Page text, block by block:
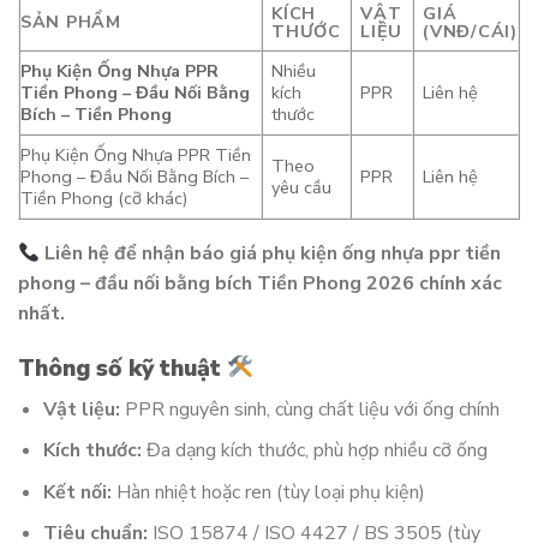
SẢN PHẨM KÍCH
THƯỚC
VẬT
LIỆU
GIÁ
(VNĐ/CÁI)
Phụ Kiện Ống Nhựa PPR
Tiền Phong – Đầu Nối Bằng
Bích – Tiền Phong
Nhiều
kích
thước
PPR Liên hệ
Phụ Kiện Ống Nhựa PPR Tiền
Phong – Đầu Nối Bằng Bích –
Tiền Phong (cỡ khác)
Theo
yêu cầu
PPR Liên hệ
Liên hệ để nhận báo giá phụ kiện ống nhựa ppr tiền
phong – đầu nối bằng bích Tiền Phong 2026 chính xác
nhất.
Thông số kỹ thuật
Vật liệu: PPR nguyên sinh, cùng chất liệu với ống chính
Kích thước: Đa dạng kích thước, phù hợp nhiều cỡ ống
Kết nối: Hàn nhiệt hoặc ren (tùy loại phụ kiện)
Tiêu chuẩn: ISO 15874 / ISO 4427 / BS 3505 (tùy